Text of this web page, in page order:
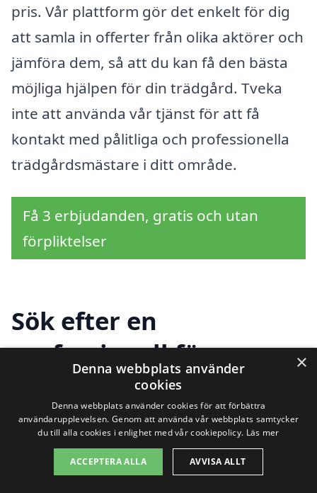
pris. Vår plattform gör det enkelt för dig
att samla in offerter från olika aktörer och
jämföra dem, så att du kan få den bästa
möjliga hjälpen för din trädgård. Tveka
inte att använda vår tjänst för att få
kontakt med pålitliga och professionella
trädgårdsmästare i ditt område.
Få 3 erbjudanden, gratis och utan
förpliktelser
Sök efter en
professionell för
trädgårdshjälp i andra
städer nära Gyttorp
Att hitta rätt trädgårdshjälp i Gyttorp
×
Denna webbplats använder
cookies
Denna webbplats använder cookies för att förbättra
användarupplevelsen. Genom att använda vår webbplats samtycker
du till alla cookies i enlighet med vår cookiepolicy. Läs mer
ACCEPTERA ALLA AVVISA ALLT